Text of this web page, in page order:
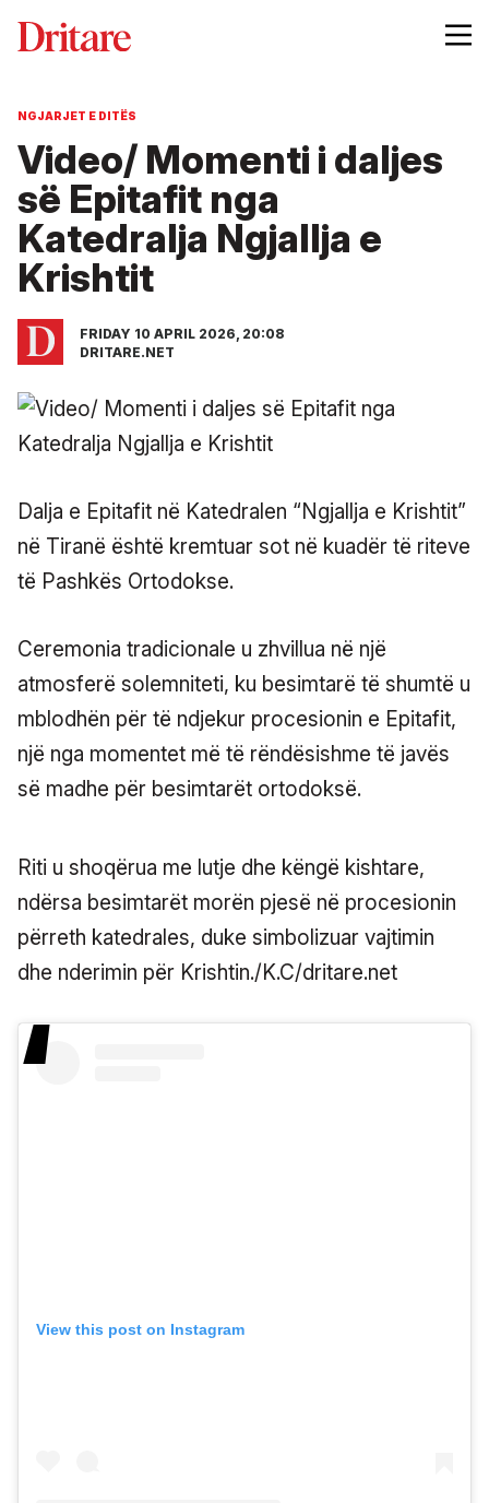
NGJARJET E DITËS
Video/ Momenti i daljes
së Epitafit nga
Katedralja Ngjallja e
Krishtit
FRIDAY 10 APRIL 2026, 20:08
DRITARE.NET
Dalja e Epitafit në Katedralen “Ngjallja e Krishtit”
në Tiranë është kremtuar sot në kuadër të riteve
të Pashkës Ortodokse.
Ceremonia tradicionale u zhvillua në një
atmosferë solemniteti, ku besimtarë të shumtë u
mblodhën për të ndjekur procesionin e Epitafit,
një nga momentet më të rëndësishme të javës
së madhe për besimtarët ortodoksë.
Riti u shoqërua me lutje dhe këngë kishtare,
ndërsa besimtarët morën pjesë në procesionin
përreth katedrales, duke simbolizuar vajtimin
dhe nderimin për Krishtin./K.C/dritare.net
View this post on Instagram